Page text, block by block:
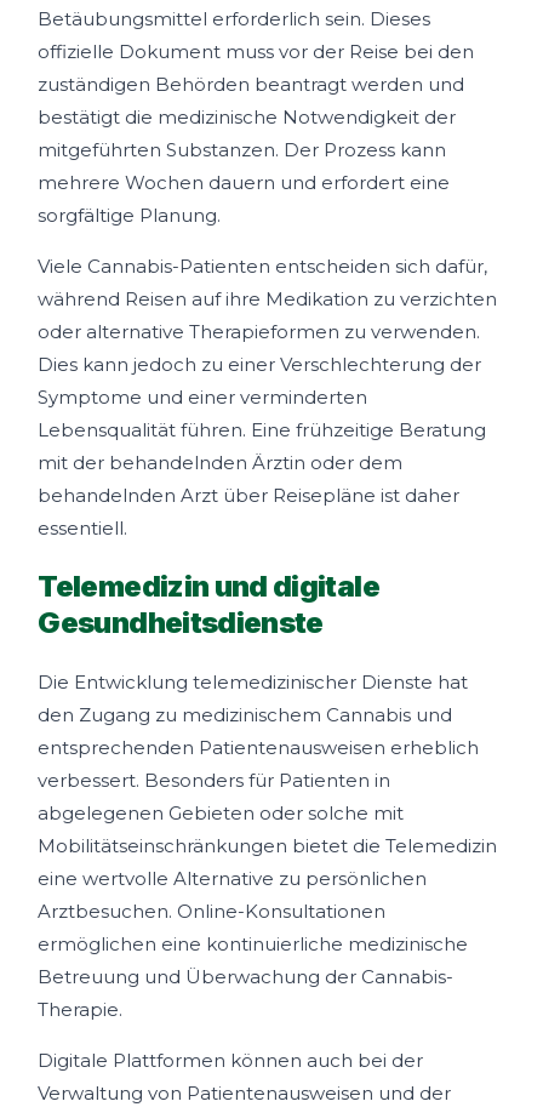
Betäubungsmittel erforderlich sein. Dieses
offizielle Dokument muss vor der Reise bei den
zuständigen Behörden beantragt werden und
bestätigt die medizinische Notwendigkeit der
mitgeführten Substanzen. Der Prozess kann
mehrere Wochen dauern und erfordert eine
sorgfältige Planung.
Viele Cannabis-Patienten entscheiden sich dafür,
während Reisen auf ihre Medikation zu verzichten
oder alternative Therapieformen zu verwenden.
Dies kann jedoch zu einer Verschlechterung der
Symptome und einer verminderten
Lebensqualität führen. Eine frühzeitige Beratung
mit der behandelnden Ärztin oder dem
behandelnden Arzt über Reisepläne ist daher
essentiell.
Telemedizin und digitale
Gesundheitsdienste
Die Entwicklung telemedizinischer Dienste hat
den Zugang zu medizinischem Cannabis und
entsprechenden Patientenausweisen erheblich
verbessert. Besonders für Patienten in
abgelegenen Gebieten oder solche mit
Mobilitätseinschränkungen bietet die Telemedizin
eine wertvolle Alternative zu persönlichen
Arztbesuchen. Online-Konsultationen
ermöglichen eine kontinuierliche medizinische
Betreuung und Überwachung der Cannabis-
Therapie.
Digitale Plattformen können auch bei der
Verwaltung von Patientenausweisen und der